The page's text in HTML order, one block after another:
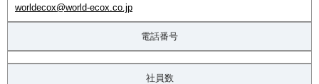
worldecox@world-ecox.co.jp
電話番号
社員数